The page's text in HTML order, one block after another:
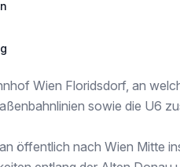
Wien Floridsdorf, an
sowie die U6
öffentlich nach Wien Mitte